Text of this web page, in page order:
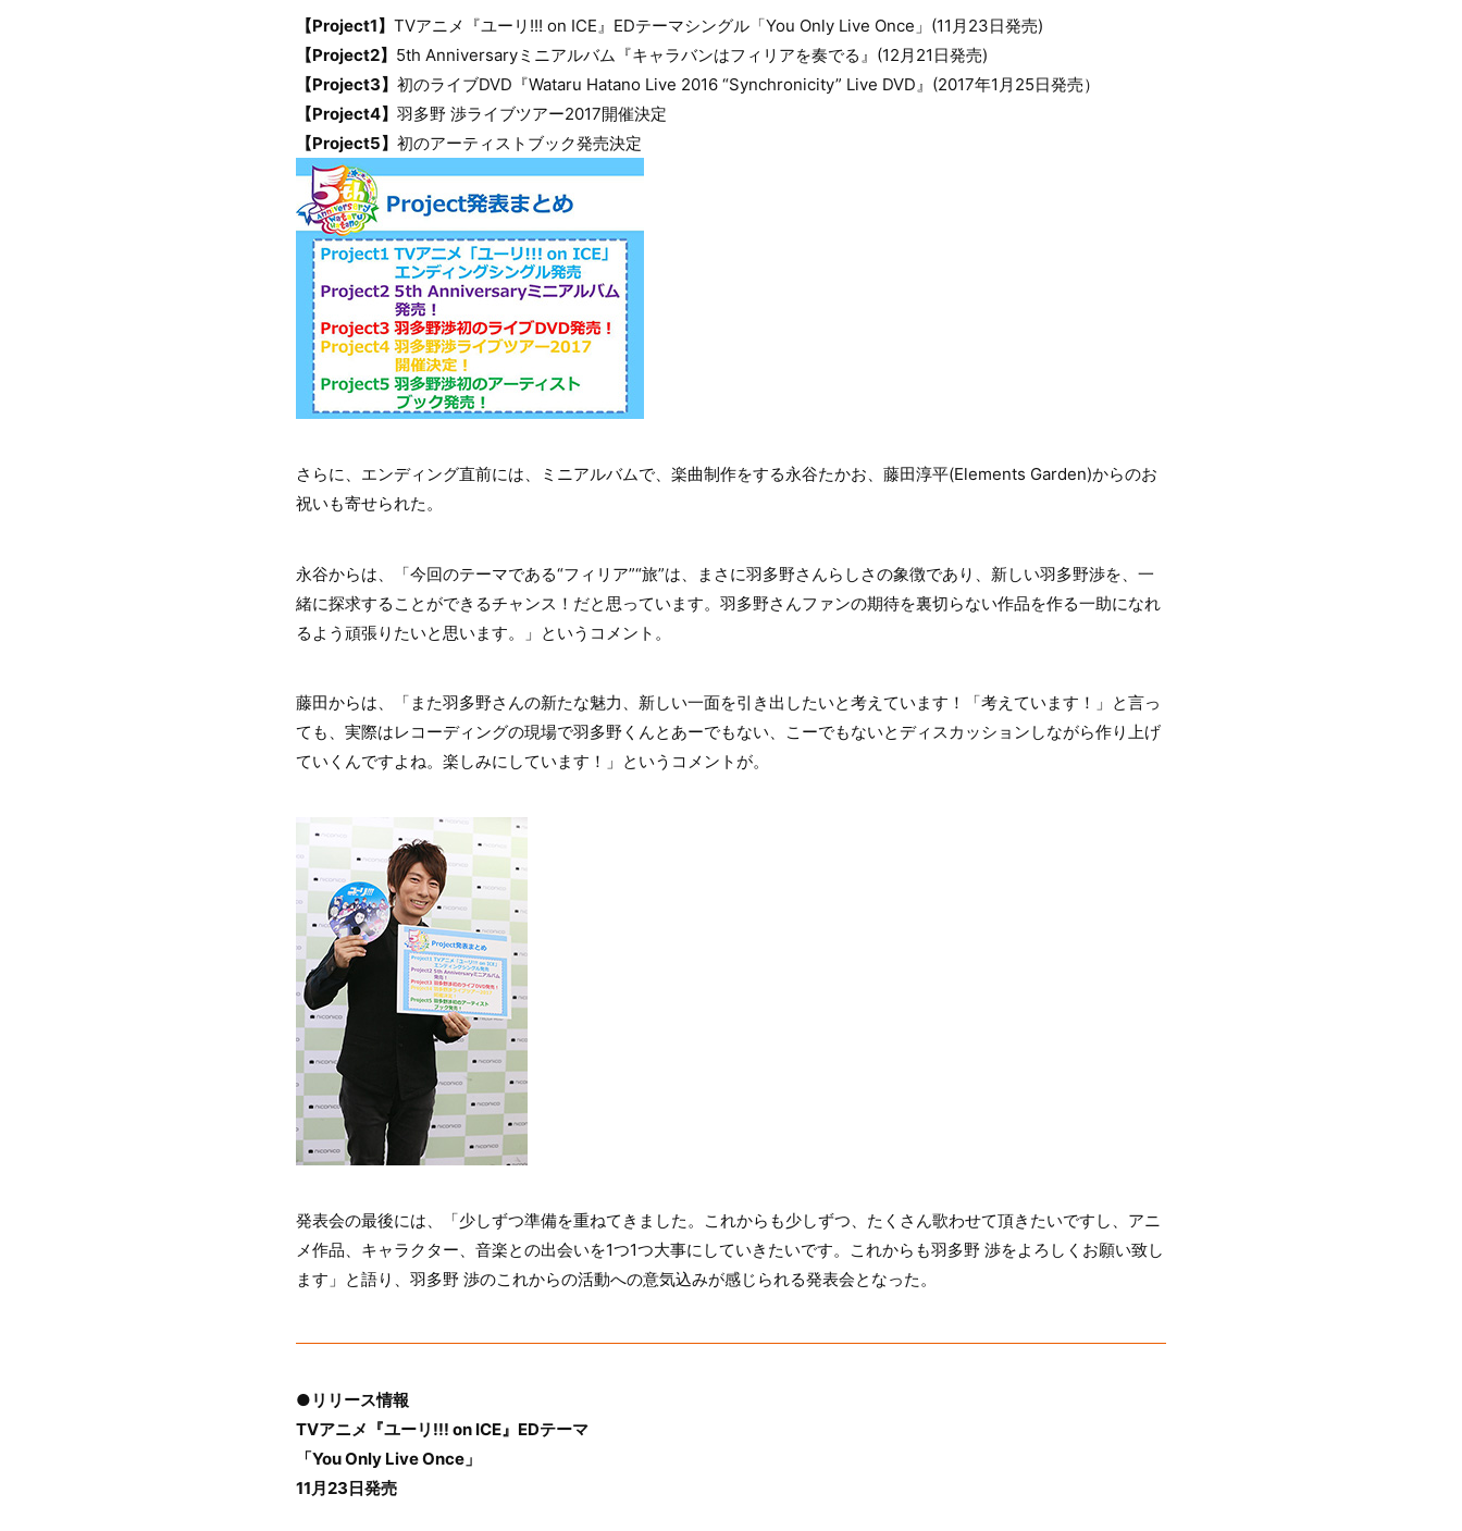
【Project1】 TVアニメ『ユーリ!!! on ICE』EDテーマシングル「You Only Live Once」(11月23日発売)
【Project2】 5th Anniversaryミニアルバム『キャラバンはフィリアを奏でる』(12月21日発売)
【Project3】 初のライブDVD『Wataru Hatano Live 2016 “Synchronicity” Live DVD』(2017年1月25日発売）
【Project4】 羽多野 渉ライブツアー2017開催決定
【Project5】 初のアーティストブック発売決定
さらに、エンディング直前には、ミニアルバムで、楽曲制作をする永谷たかお、藤田淳平(Elements Garden)からのお
祝いも寄せられた。
永谷からは、「今回のテーマである“フィリア”“旅”は、まさに羽多野さんらしさの象徴であり、新しい羽多野渉を、一
緒に探求することができるチャンス！だと思っています。羽多野さんファンの期待を裏切らない作品を作る一助になれ
るよう頑張りたいと思います。」というコメント。
藤田からは、「また羽多野さんの新たな魅力、新しい一面を引き出したいと考えています！「考えています！」と言っ
ても、実際はレコーディングの現場で羽多野くんとあーでもない、こーでもないとディスカッションしながら作り上げ
ていくんですよね。楽しみにしています！」というコメントが。
発表会の最後には、「少しずつ準備を重ねてきました。これからも少しずつ、たくさん歌わせて頂きたいですし、アニ
メ作品、キャラクター、音楽との出会いを1つ1つ大事にしていきたいです。これからも羽多野 渉をよろしくお願い致し
ます」と語り、羽多野 渉のこれからの活動への意気込みが感じられる発表会となった。
●リリース情報
TVアニメ『ユーリ!!! on ICE』EDテーマ
「You Only Live Once」
11月23日発売